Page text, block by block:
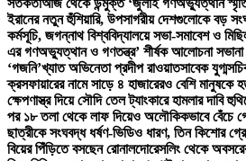
সতর্কতাআজ থেকে উন্মুক্ত ‘জুলাই গণঅভ্যুত্থান
ইরানের নতুন হুঁশিয়ারি, উপসাগরীয় দেশগুলোকে বড়
কর্মসূচি, জগন্নাথ বিশ্ববিদ্যালয়ে সভা-সমাবেশ ও
এর গণঅভ্যুত্থান ও গণতন্ত্র’ শীর্ষক আলোচনা সভা
‘গজনি’খ্যাত অভিনেতা প্রদীপ রাওয়াতসাবেক
ক্রসফায়ারের নামে সাড়ে ৪ হাজারেরও বেশি মানুষকে
ক্ষেপণাস্ত্র দিয়ে সৌদি তেল ট্যাংকারে হামলার দাবি
পর ১৮ তলা থেকে লাফ দিয়েও অলৌকিকভাবে বেঁচে
ছাত্রীকে সংঘবদ্ধ ধর্ষণ-ভিডিও ধারণ, তিন কিশোর
বিয়ের পিঁড়িতে বসছেন রোনালদোরেসলিং থেকে